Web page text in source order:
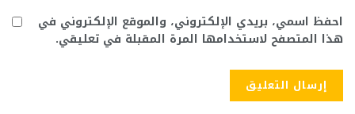
احفظ اسمي، بريدي الإلكتروني، والموقع الإلكتروني في
هذا المتصفح لاستخدامها المرة المقبلة في تعليقي.